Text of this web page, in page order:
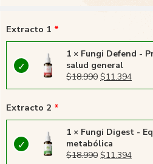
Extracto 1
1 × Fungi Defend -
salud general
$18.990 $11.394
Extracto 2
1 × Fungi Digest -
metabólica
$18.990 $11.394